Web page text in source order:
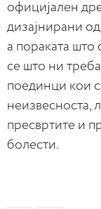
официјален
дизајнирани
а пораката што
се што ни
поединци кои
неизвесноста,
пресвртите и
болести.